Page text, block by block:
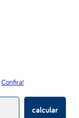
Confira!
calcular